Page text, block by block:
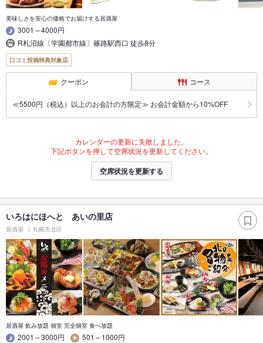
美味しさを安心の価格でお届けする居酒屋
3001～4000円
R札沼線〔学園都市線〕篠路駅西口 徒歩8分
口コミ投稿特典対象店
クーポン コース
≪5500円（税込）以上のお会計の方限定≫ お会計金額から10%OFF
カレンダーの更新に失敗しました。
下記ボタンを押して空席状況を更新してください。
空席状況を更新する
いろはにほへと あいの里店
居酒屋 札幌市北区
居酒屋 飲み放題 個室 完全個室 食べ放題
2001～3000円
501～1000円